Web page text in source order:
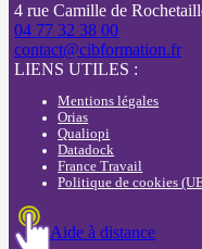
4 rue Camille de
04 77 32 38 00
contact@cibformation.fr
LIENS UTILES :
Mentions légales
Orias
Qualiopi
Datadock
France Travail
Politique de cookies
Aide à distance